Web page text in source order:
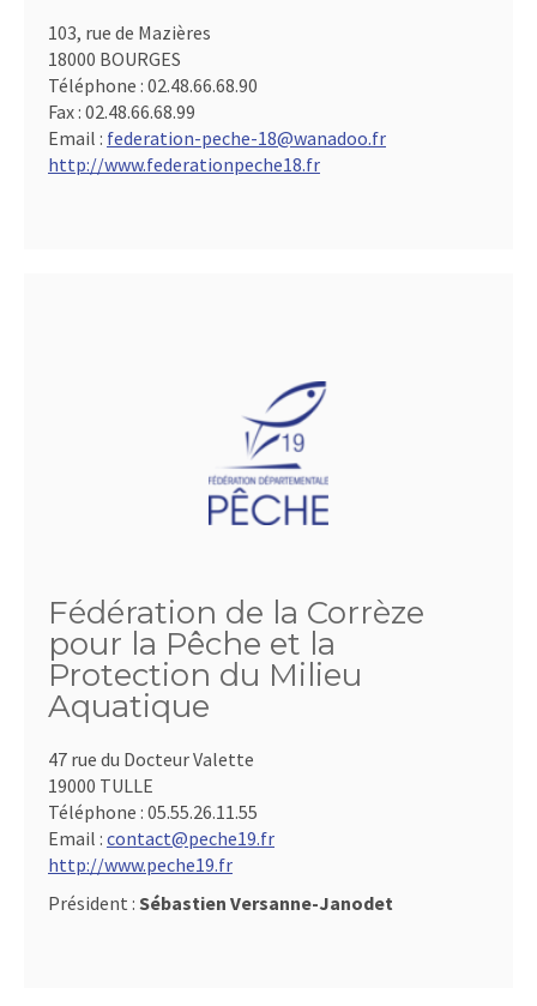
103, rue de Mazières
18000 BOURGES
Téléphone : 02.48.66.68.90
Fax : 02.48.66.68.99
Email : federation-peche-18@wanadoo.fr
http://www.federationpeche18.fr
Fédération de la Corrèze
pour la Pêche et la
Protection du Milieu
Aquatique
47 rue du Docteur Valette
19000 TULLE
Téléphone : 05.55.26.11.55
Email : contact@peche19.fr
http://www.peche19.fr
Président : Sébastien Versanne-Janodet